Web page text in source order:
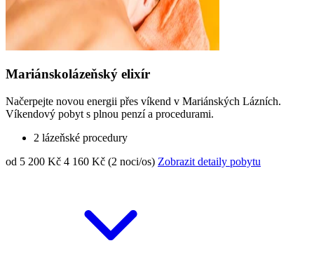
Mariánskolázeňský elixír
Načerpejte novou energii přes víkend v Mariánských Lázních.
Víkendový pobyt s plnou penzí a procedurami.
2 lázeňské procedury
od 5 200 Kč 4 160 Kč (2 noci/os) Zobrazit detaily pobytu